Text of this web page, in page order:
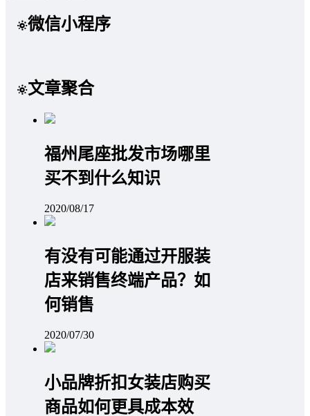
微信小程序
文章聚合
福州尾座批发市场哪里
买不到什么知识
2020/08/17
有没有可能通过开服装
店来销售终端产品？如
何销售
2020/07/30
小品牌折扣女装店购买
商品如何更具成本效